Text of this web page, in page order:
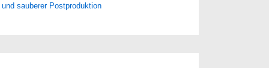
und sauberer Postproduktion